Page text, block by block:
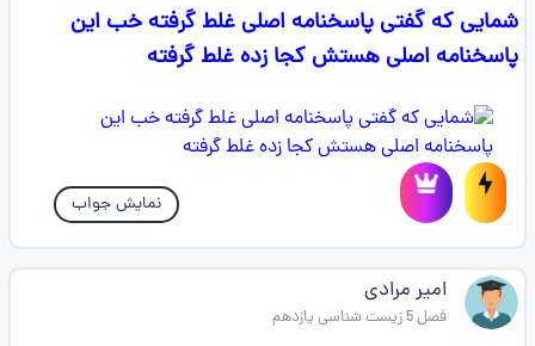
شمایی که گفتی پاسخنامه اصلی غلط گرفته خب این
پاسخنامه اصلی هستش کجا زده غلط گرفته
نمایش جواب
امیر مرادی
فصل 5 زیست شناسی یازدهم